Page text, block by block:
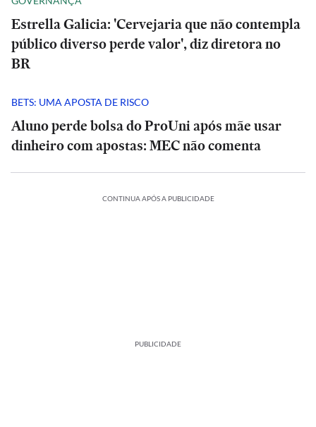
Estrella Galicia: 'Cervejaria que não contempla
público diverso perde valor', diz diretora no
BR
BETS: UMA APOSTA DE RISCO
Aluno perde bolsa do ProUni após mãe usar
dinheiro com apostas: MEC não comenta
CONTINUA APÓS A PUBLICIDADE
PUBLICIDADE